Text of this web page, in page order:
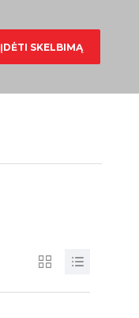
ĮDĖTI SKELBIMĄ